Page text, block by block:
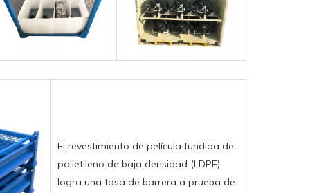
El revestimiento de película fundida de
polietileno de baja densidad (LDPE)
logra una tasa de barrera a prueba de